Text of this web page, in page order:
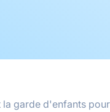
garde d'enfants